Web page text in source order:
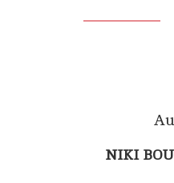
NIKI